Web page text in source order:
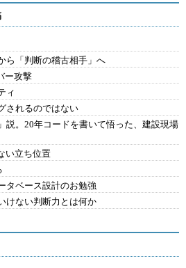
ら「判断の稽古相手」へ
ー攻撃
ィ
されるのではない
説。20年コードを書いて悟った、建設現場
い立ち位置
タベース設計のお勉強
けない判断力とは何か